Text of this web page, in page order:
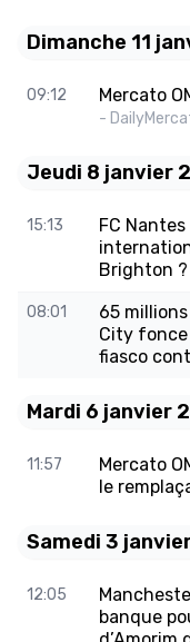
Dimanche 11
09:12 Mercato
-
Jeudi 8 janvier
15:13
FC
Brighton ?
08:01
65
City fonce
fiasco
Mardi 6 janvier
11:57
Mercato
le
Samedi 3
12:05
banque